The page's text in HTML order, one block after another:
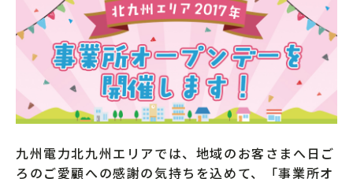
九州電力北九州エリアでは、地域のお客さまへ日ご
ろのご愛顧への感謝の気持ちを込めて、「事業所オ